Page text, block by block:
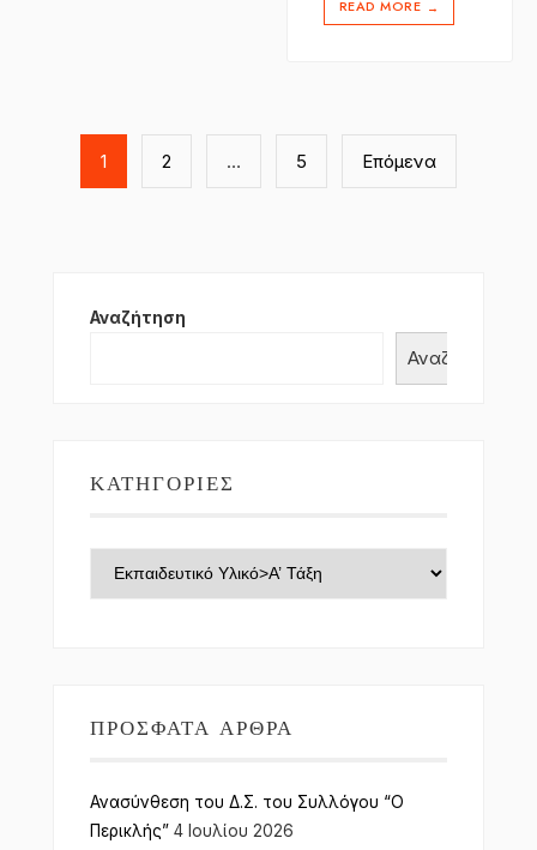
READ MORE →
Σελιδοποίηση
άρθρων
1 2 … 5 Επόμενα
Αναζήτηση
Αναζήτηση
ΚΑΤΗΓΟΡΊΕΣ
Κατηγορίες
ΠΡΌΣΦΑΤΑ ΆΡΘΡΑ
Ανασύνθεση του Δ.Σ. του Συλλόγου “Ο
Περικλής” 4 Ιουλίου 2026